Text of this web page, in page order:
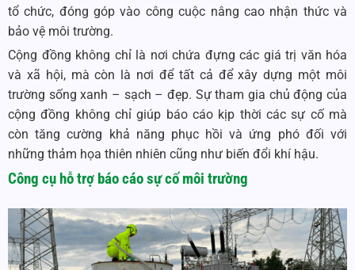
tổ chức, đóng góp vào công cuộc nâng cao nhận thức và
bảo vệ môi trường.
Cộng đồng không chỉ là nơi chứa đựng các giá trị văn hóa
và xã hội, mà còn là nơi để tất cả để xây dựng một môi
trường sống xanh – sạch – đẹp. Sự tham gia chủ động của
cộng đồng không chỉ giúp báo cáo kịp thời các sự cố mà
còn tăng cường khả năng phục hồi và ứng phó đối với
những thảm họa thiên nhiên cũng như biến đổi khí hậu.
Công cụ hỗ trợ báo cáo sự cố môi trường